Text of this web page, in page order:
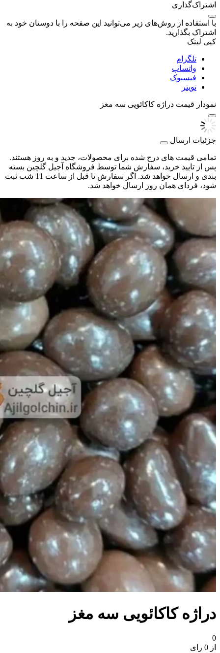
اشتراک‌گذاری
با استفاده از روش‌های زیر می‌توانید این صفحه را با دوستان خود به
اشتراک بگذارید.
کپی لینک
تلگرام
واتساپ
فیسبوک
تویتر
نمودار قیمت دراژه کاکائویی سه مغز
جزئیات ارسال
تمامی قیمت های درج شده برای محصولات، جدید و به روز هستند.
پس از تایید خرید، سفارش شما توسط فروشگاه آجیل گلچین بسته
بندی و ارسال خواهد شد. اگر سفارش تا قبل از ساعت 11 شب ثبت
شود، فردای همان روز ارسال خواهد شد.
دراژه کاکائویی سه مغز
0
از 0 رای